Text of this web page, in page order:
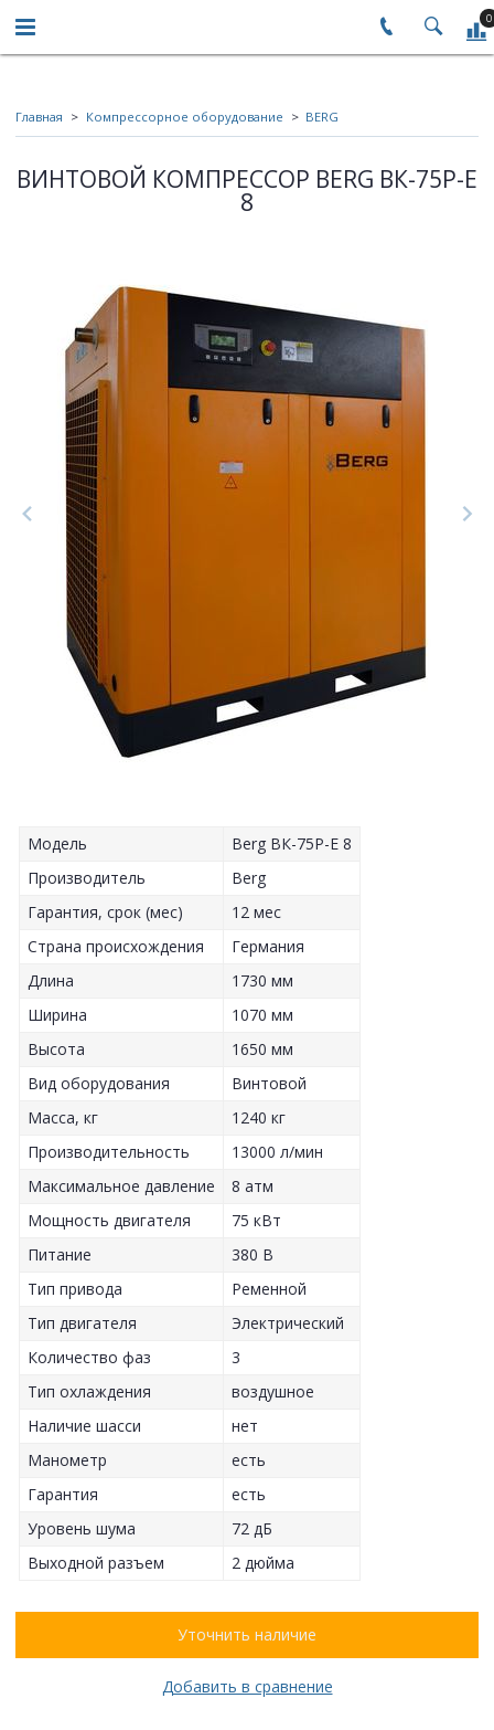
0
Главная Компрессорное оборудование BERG
ВИНТОВОЙ КОМПРЕССОР BERG ВК-75Р-Е
8
Модель
Berg ВК-75Р-Е 8
Производитель
Berg
Гарантия, срок (мес)
12 мес
Страна происхождения
Германия
Длина
1730 мм
Ширина
1070 мм
Высота
1650 мм
Вид оборудования
Винтовой
Масса, кг
1240 кг
Производительность
13000 л/мин
Максимальное давление
8 атм
Мощность двигателя
75 кВт
Питание
380 В
Тип привода
Ременной
Тип двигателя
Электрический
Количество фаз
3
Тип охлаждения
воздушное
Наличие шасси
нет
Манометр
есть
Гарантия
есть
Уровень шума
72 дБ
Выходной разъем
2 дюйма
Уточнить наличие
Добавить в сравнение